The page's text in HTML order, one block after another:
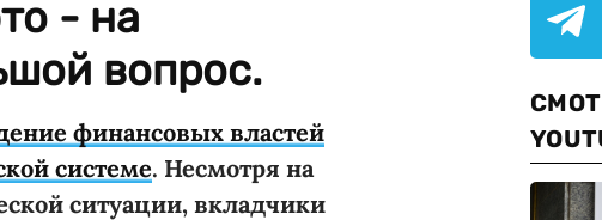
- на
вопрос.
финансовых властей
системе. Несмотря на
ситуации, вкладчики